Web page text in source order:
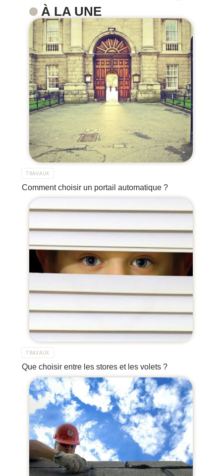
À LA UNE
TRAVAUX
Comment choisir un portail automatique ?
TRAVAUX
Que choisir entre les stores et les volets ?